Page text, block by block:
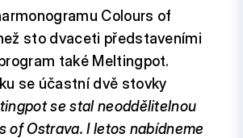
Colours of
sto dvaceti představeními
také Meltingpot.
se účastní dvě stovky
se stal neoddělitelnou
of Ostrava. I letos nabídneme